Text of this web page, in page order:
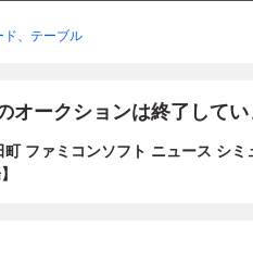
ド、テーブル
オークションは終了して
ファミコンソフト ニュース シミ